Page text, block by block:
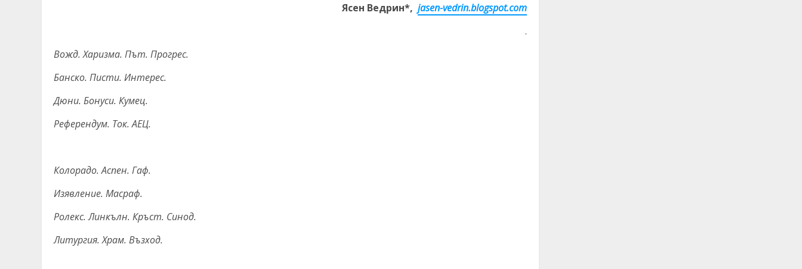
Ясен Ведрин*, jasen-vedrin.blogspot.com
.
Вожд. Харизма. Път. Прогрес.
Банско. Писти. Интерес.
Дюни. Бонуси. Кумец.
Референдум. Ток. АЕЦ.
Колорадо. Аспен. Гаф.
Изявление. Масраф.
Ролекс. Линкълн. Кръст. Синод.
Литургия. Храм. Възход.